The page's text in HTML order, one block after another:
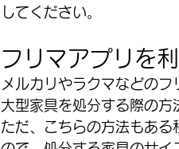
してください。
フリマアプリを
メルカリやラクマなどの
大型家具を処分する際の方
ただ、こちらの方法もあ